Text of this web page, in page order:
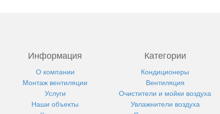
Информация
О компании
Монтаж вентиляции
Услуги
Наши объекты
Категории
Кондиционеры
Вентиляция
Очистители и мойки воздуха
Увлажнители воздуха